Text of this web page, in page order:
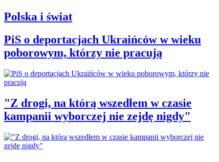
Polska i świat
PiS o deportacjach Ukraińców w wieku
poborowym, którzy nie pracują
"Z drogi, na którą wszedłem w czasie
kampanii wyborczej nie zejdę nigdy"